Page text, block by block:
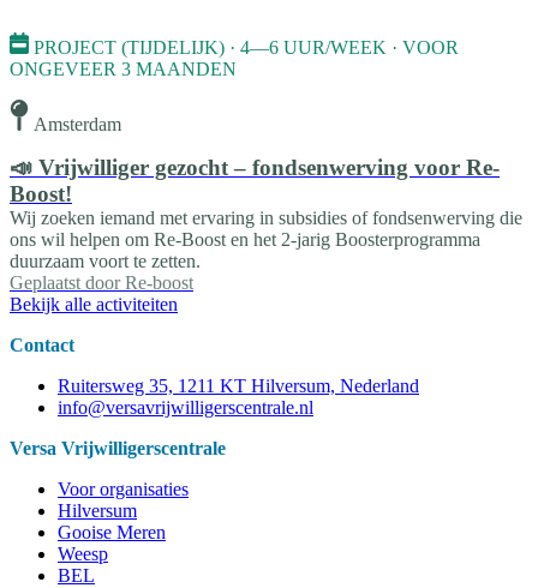
PROJECT (TIJDELIJK) · 4—6 UUR/WEEK · VOOR
ONGEVEER 3 MAANDEN
Amsterdam
📣 Vrijwilliger gezocht – fondsenwerving voor Re-
Boost!
Wij zoeken iemand met ervaring in subsidies of fondsenwerving die
ons wil helpen om Re-Boost en het 2-jarig Boosterprogramma
duurzaam voort te zetten.
Geplaatst door Re-boost
Bekijk alle activiteiten
Contact
Ruitersweg 35, 1211 KT Hilversum, Nederland
info@versavrijwilligerscentrale.nl
Versa Vrijwilligerscentrale
Voor organisaties
Hilversum
Gooise Meren
Weesp
BEL